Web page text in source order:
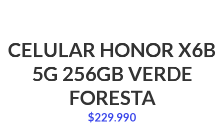
CELULAR HONOR X6B
5G 256GB VERDE
FORESTA
$229.990